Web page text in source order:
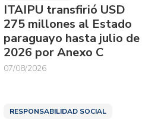
ITAIPU transfirió USD
275 millones al Estado
paraguayo hasta julio de
2026 por Anexo C
07/08/2026
RESPONSABILIDAD SOCIAL